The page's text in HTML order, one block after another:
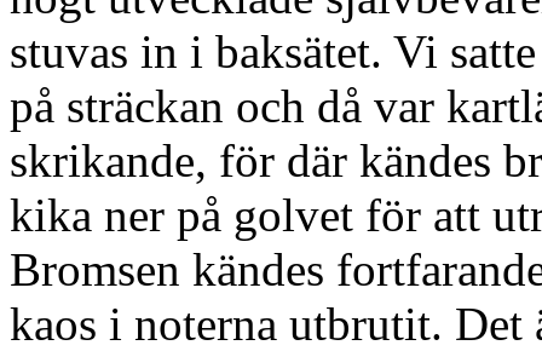
stuvas in i baksätet. Vi
på sträckan och då var
skrikande, för där kändes
kika ner på golvet för att
Bromsen kändes
kaos i noterna utbrutit.